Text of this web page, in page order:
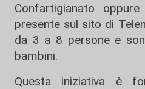
Confartigianato
presente sul sito di
da 3 a 8 persone e
bambini.
Questa iniziativa è